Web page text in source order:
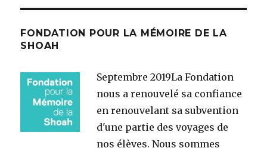
FONDATION POUR LA MÉMOIRE DE LA
SHOAH
Septembre 2019La Fondation
nous a renouvelé sa confiance
en renouvelant sa subvention
d'une partie des voyages de
nos élèves. Nous sommes